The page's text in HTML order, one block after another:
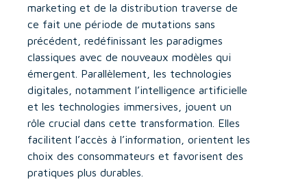
marketing et de la distribution traverse de
ce fait une période de mutations sans
précédent, redéfinissant les paradigmes
classiques avec de nouveaux modèles qui
émergent. Parallèlement, les technologies
digitales, notamment l’intelligence artificielle
et les technologies immersives, jouent un
rôle crucial dans cette transformation. Elles
facilitent l’accès à l’information, orientent les
choix des consommateurs et favorisent des
pratiques plus durables.